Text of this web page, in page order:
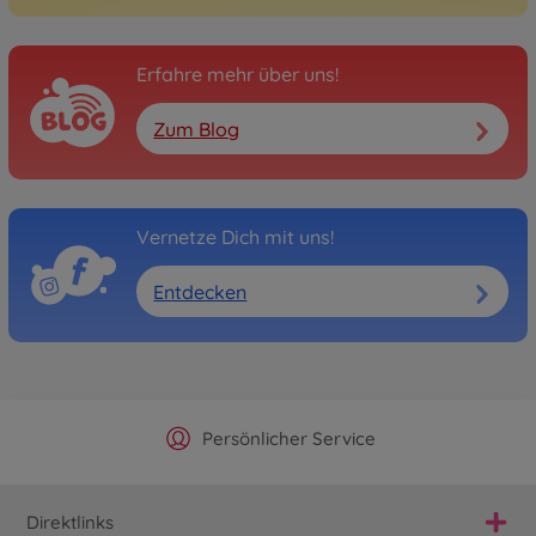
Erfahre mehr über uns!
Zum Blog
Vernetze Dich mit uns!
Entdecken
Offizieller Hersteller Shop
Persönlicher Service
Versandkostenfrei ab 25€
Schnelle Lieferung
Direktlinks